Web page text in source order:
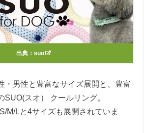
出典： suo
・男性と豊富なサイズ展開と、豊富
SUO(スオ） クールリング。
M/Lと4サイズも展開されていま